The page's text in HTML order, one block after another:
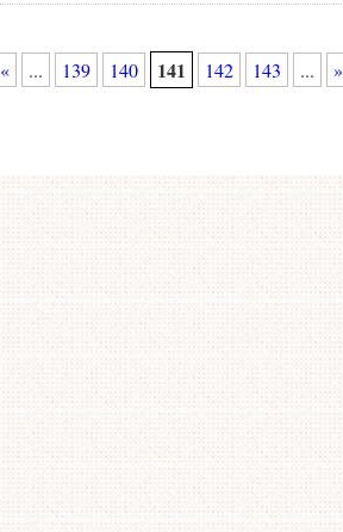
« ... 139 140 141 142 143 ... »